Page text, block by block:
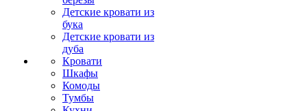
Детские кровати из
бука
Детские кровати из
дуба
Кровати
Шкафы
Комоды
Тумбы